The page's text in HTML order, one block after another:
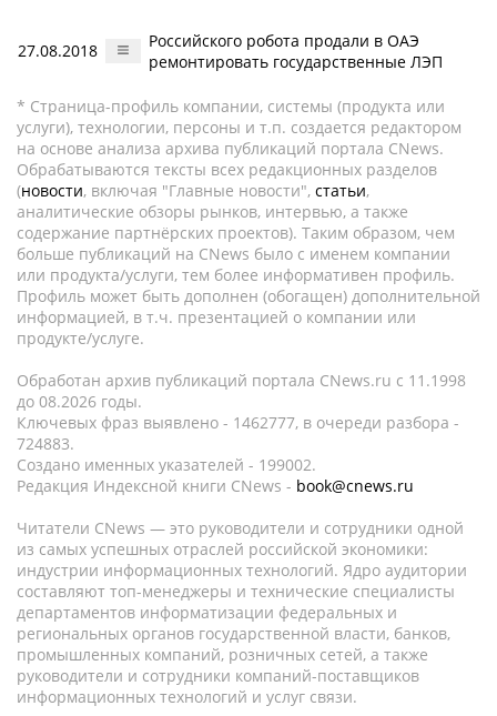
27.08.2018
Российского робота продали в ОАЭ
ремонтировать государственные ЛЭП
* Страница-профиль компании, системы (продукта или
услуги), технологии, персоны и т.п. создается редактором
на основе анализа архива публикаций портала CNews.
Обрабатываются тексты всех редакционных разделов
(новости, включая "Главные новости", статьи,
аналитические обзоры рынков, интервью, а также
содержание партнёрских проектов). Таким образом, чем
больше публикаций на CNews было с именем компании
или продукта/услуги, тем более информативен профиль.
Профиль может быть дополнен (обогащен) дополнительной
информацией, в т.ч. презентацией о компании или
продукте/услуге.
Обработан архив публикаций портала CNews.ru c 11.1998
до 08.2026 годы.
Ключевых фраз выявлено - 1462777, в очереди разбора -
724883.
Создано именных указателей - 199002.
Редакция Индексной книги CNews - book@cnews.ru
Читатели CNews — это руководители и сотрудники одной
из самых успешных отраслей российской экономики:
индустрии информационных технологий. Ядро аудитории
составляют топ-менеджеры и технические специалисты
департаментов информатизации федеральных и
региональных органов государственной власти, банков,
промышленных компаний, розничных сетей, а также
руководители и сотрудники компаний-поставщиков
информационных технологий и услуг связи.